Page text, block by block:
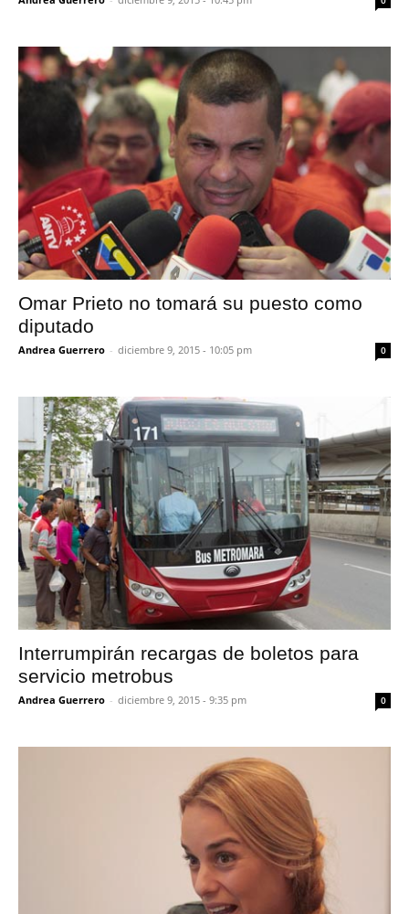
Omar Prieto no tomará su puesto como
diputado
Andrea Guerrero - diciembre 9, 2015 - 10:05 pm 0
Interrumpirán recargas de boletos para
servicio metrobus
Andrea Guerrero - diciembre 9, 2015 - 9:35 pm 0